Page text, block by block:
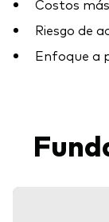
Costos
Riesgo de
Enfoque a